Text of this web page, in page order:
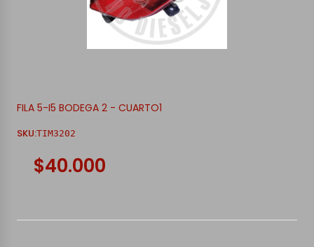
FILA 5-I5 BODEGA 2 - CUARTO1
SKU:TIM3202
$40.000